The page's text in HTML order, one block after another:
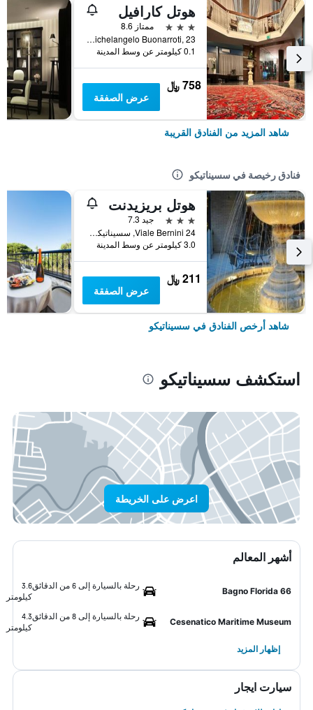
هوتل كارافيل
3 نجوم
ممتاز 8.6
Viale Michelangelo Buonarroti, 23, سسيناتيكو, مقاطعة فورلي تشيزينا, إيطاليا
0.1 كيلومتر عن وسط المدينة
758 ﷼
عرض الصفقة
شاهد المزيد من الفنادق القريبة
فنادق رخيصة في سسيناتيكو
هوتل بريزيدنت
3 نجوم
جيد 7.3
Viale Bernini 24, سسيناتيكو, مقاطعة فورلي تشيزينا, إيطاليا
3.0 كيلومتر عن وسط المدينة
211 ﷼
عرض الصفقة
شاهد أرخص الفنادق في سسيناتيكو
استكشف سسيناتيكو
اعرض على الخريطة
أشهر المعالم
Bagno Florida 66
رحلة بالسيارة إلى 6 من الدقائق
3.6
كيلومتر
Cesenatico Maritime Museum
رحلة بالسيارة إلى 8 من الدقائق
4.3
كيلومتر
إظهار المزيد
سيارت ايجار